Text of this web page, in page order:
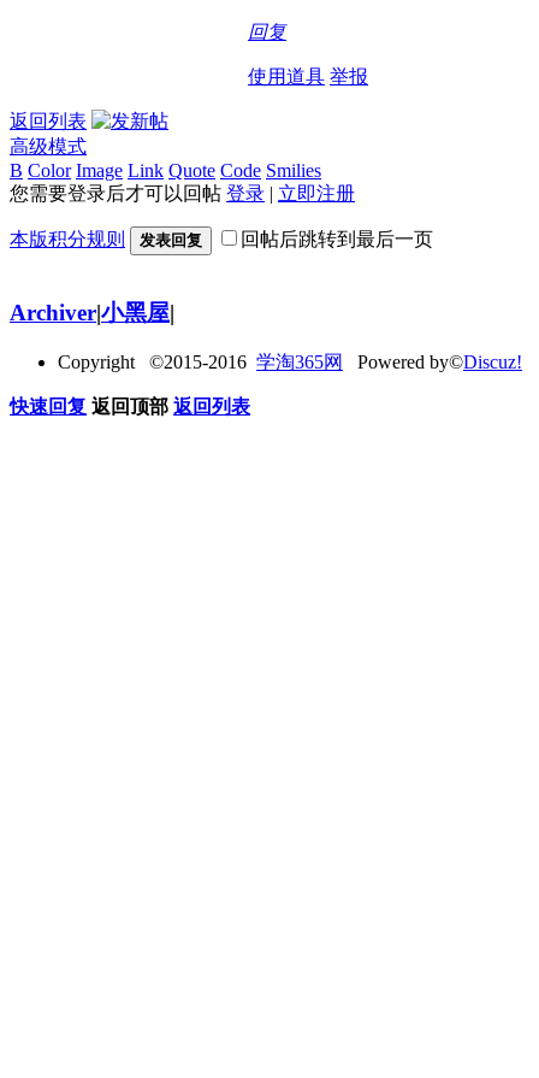
回复
使用道具 举报
返回列表
高级模式
B Color Image Link Quote Code Smilies
您需要登录后才可以回帖 登录 | 立即注册
本版积分规则 发表回复 回帖后跳转到最后一页
Archiver|小黑屋|
Copyright ©2015-2016 学淘365网 Powered by©Discuz!
快速回复 返回顶部 返回列表